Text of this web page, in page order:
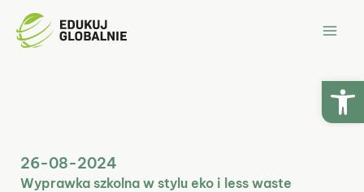
Przejdź
26-08-2024
Wyprawka szkolna w stylu eko i less waste